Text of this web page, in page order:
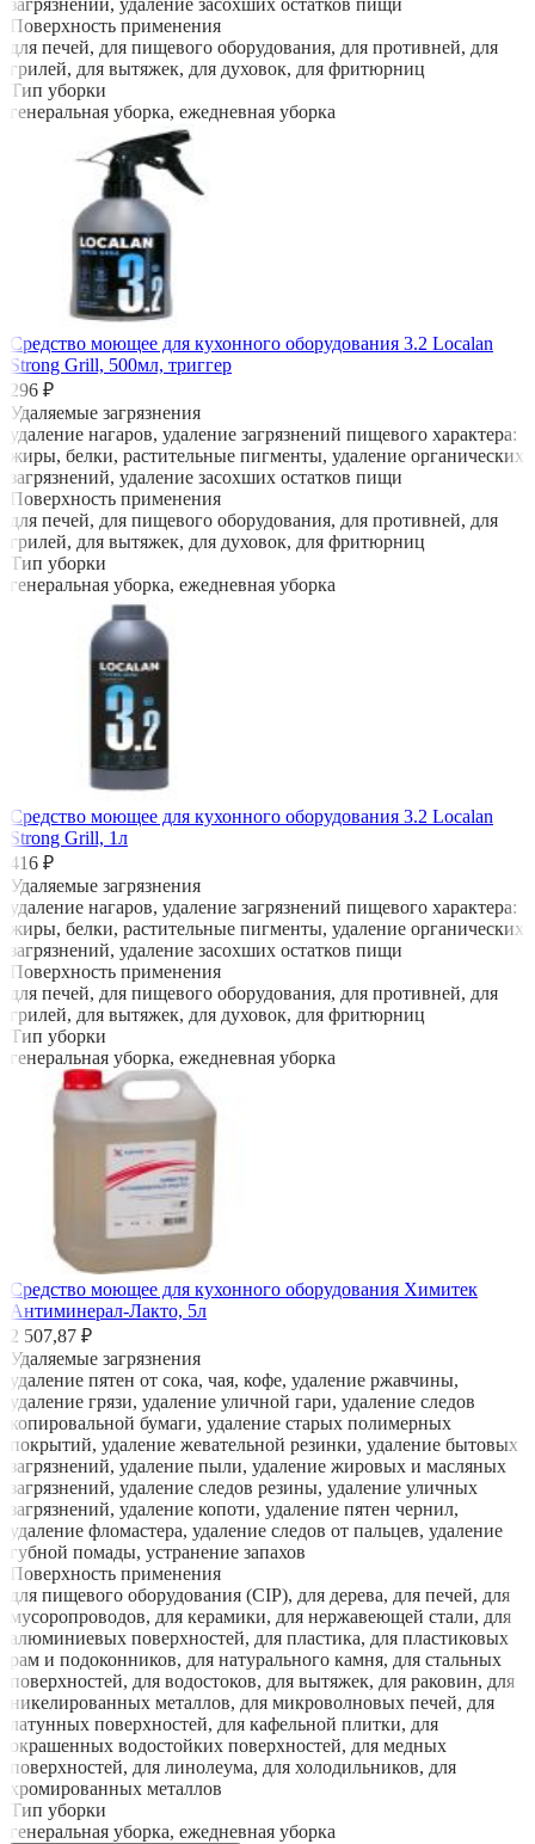
загрязнений, удаление засохших остатков пищи
Поверхность применения
для печей, для пищевого оборудования, для противней, для
грилей, для вытяжек, для духовок, для фритюрниц
Тип уборки
генеральная уборка, ежедневная уборка
Средство моющее для кухонного оборудования 3.2 Localan
Strong Grill, 500мл, триггер
296 ₽
Удаляемые загрязнения
удаление нагаров, удаление загрязнений пищевого характера:
жиры, белки, растительные пигменты, удаление органических
загрязнений, удаление засохших остатков пищи
Поверхность применения
для печей, для пищевого оборудования, для противней, для
грилей, для вытяжек, для духовок, для фритюрниц
Тип уборки
генеральная уборка, ежедневная уборка
Средство моющее для кухонного оборудования 3.2 Localan
Strong Grill, 1л
416 ₽
Удаляемые загрязнения
удаление нагаров, удаление загрязнений пищевого характера:
жиры, белки, растительные пигменты, удаление органических
загрязнений, удаление засохших остатков пищи
Поверхность применения
для печей, для пищевого оборудования, для противней, для
грилей, для вытяжек, для духовок, для фритюрниц
Тип уборки
генеральная уборка, ежедневная уборка
Средство моющее для кухонного оборудования Химитек
Антиминерал-Лакто, 5л
2 507,87 ₽
Удаляемые загрязнения
удаление пятен от сока, чая, кофе, удаление ржавчины,
удаление грязи, удаление уличной гари, удаление следов
копировальной бумаги, удаление старых полимерных
покрытий, удаление жевательной резинки, удаление бытовых
загрязнений, удаление пыли, удаление жировых и масляных
загрязнений, удаление следов резины, удаление уличных
загрязнений, удаление копоти, удаление пятен чернил,
удаление фломастера, удаление следов от пальцев, удаление
губной помады, устранение запахов
Поверхность применения
для пищевого оборудования (CIP), для дерева, для печей, для
мусоропроводов, для керамики, для нержавеющей стали, для
алюминиевых поверхностей, для пластика, для пластиковых
рам и подоконников, для натурального камня, для стальных
поверхностей, для водостоков, для вытяжек, для раковин, для
никелированных металлов, для микроволновых печей, для
латунных поверхностей, для кафельной плитки, для
окрашенных водостойких поверхностей, для медных
поверхностей, для линолеума, для холодильников, для
хромированных металлов
Тип уборки
генеральная уборка, ежедневная уборка